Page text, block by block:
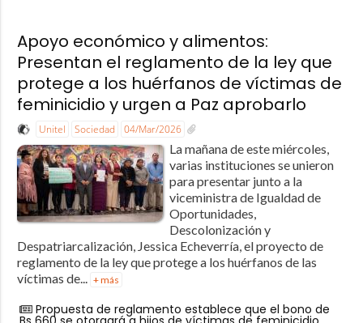
Apoyo económico y alimentos:
Presentan el reglamento de la ley que
protege a los huérfanos de víctimas de
feminicidio y urgen a Paz aprobarlo
Unitel Sociedad 04/Mar/2026
La mañana de este miércoles,
varias instituciones se unieron
para presentar junto a la
viceministra de Igualdad de
Oportunidades,
Descolonización y
Despatriarcalización, Jessica Echeverría, el proyecto de
reglamento de la ley que protege a los huérfanos de las
víctimas de...
+ más
Propuesta de reglamento establece que el bono de